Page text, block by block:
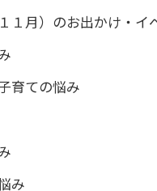
１月）のお出かけ・イ
育ての悩み
み